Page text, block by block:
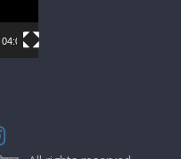
04:07